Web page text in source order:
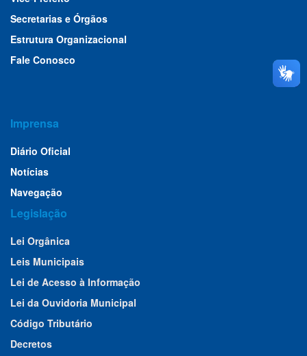
Secretarias e Órgãos
Estrutura Organizacional
Fale Conosco
Imprensa
Diário Oficial
Notícias
Navegação
Legislação
Lei Orgânica
Leis Municipais
Lei de Acesso à Informação
Lei da Ouvidoria Municipal
Código Tributário
Decretos